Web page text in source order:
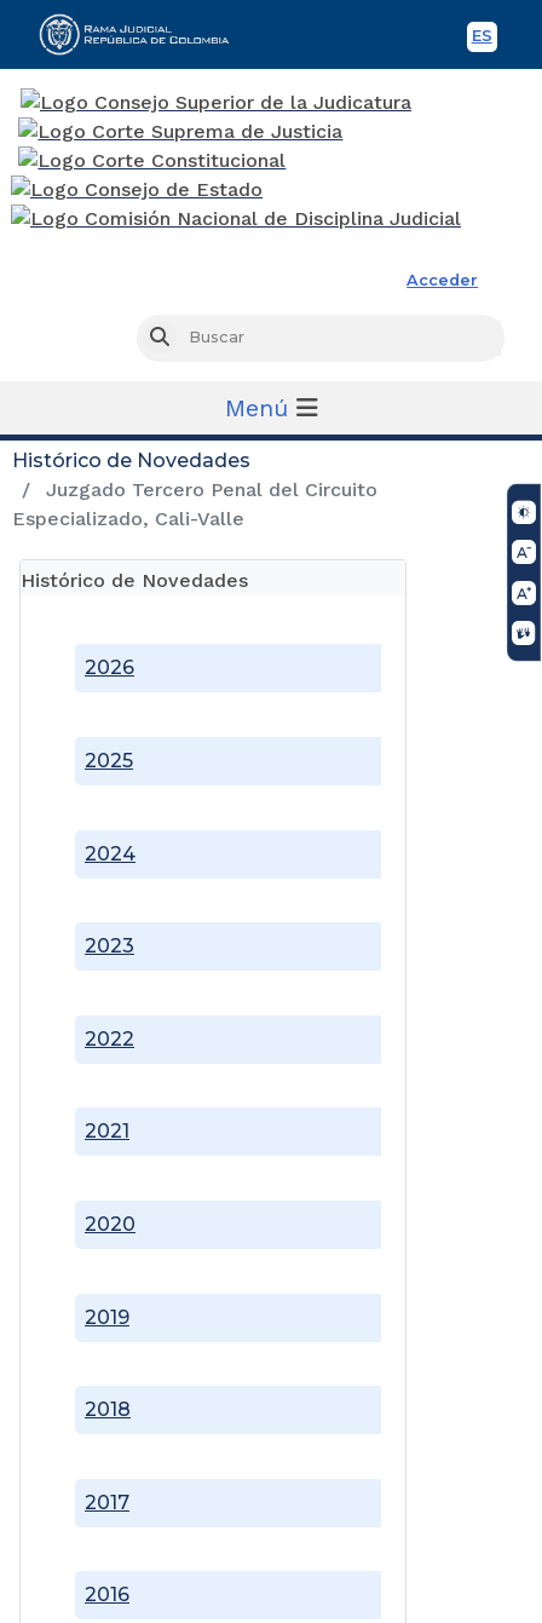
ES
Acceder
Buscar
Menú
Histórico de Novedades
Juzgado Tercero Penal del Circuito
Especializado, Cali-Valle
Histórico de Novedades
2016
2017
2018
2019
2020
2021
2022
2023
2024
2025
2026